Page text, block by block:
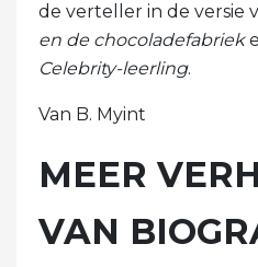
de verteller in de versie
en de chocoladefabriek
Celebrity-leerling.
Van B. Myint
MEER
VAN